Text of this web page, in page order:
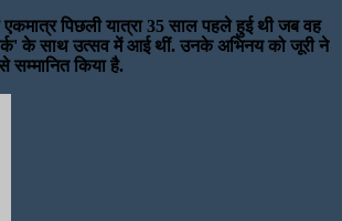
पिछली यात्रा 35 साल पहले हुई थी जब वह
के साथ उत्सव में आई थीं. उनके अभिनय को जूरी ने
सम्मानित किया है.